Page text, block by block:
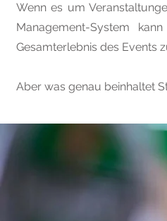
Wenn es um
Management-System
Gesamterlebnis des Events
Aber was genau beinhaltet